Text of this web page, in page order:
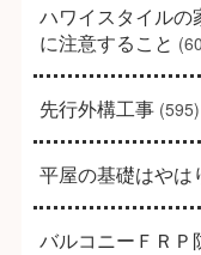
ハワイスタイル
に注意すること
先行外構工事(595)
平屋の基礎はやは
バルコニーＦＲＰ